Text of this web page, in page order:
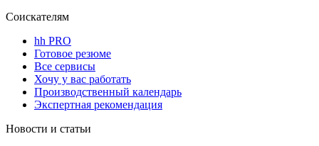
Соискателям
hh PRO
Готовое резюме
Все сервисы
Хочу у вас работать
Производственный календарь
Экспертная рекомендация
Новости и статьи